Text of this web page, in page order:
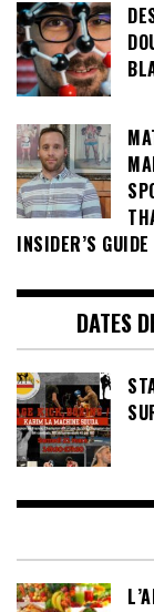
INSIDER’S
DATES